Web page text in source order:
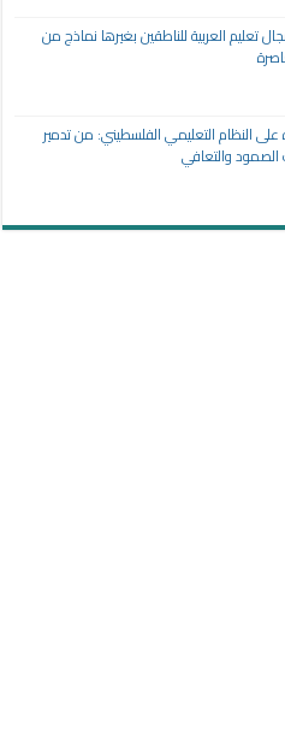
تعليم العربية للناطقين بغيرها نماذج من
وتأثيره على النظام التعليمي الفلسطيني: من تدمير
الصمود والتعافي